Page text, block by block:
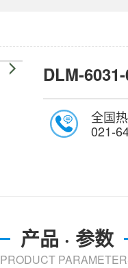
DLM-
全国
021-
产品 · 参数
PRODUCT